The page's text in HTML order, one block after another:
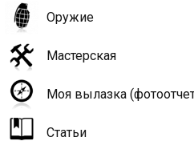
Оружие
Мастерская
Моя вылазка
Статьи